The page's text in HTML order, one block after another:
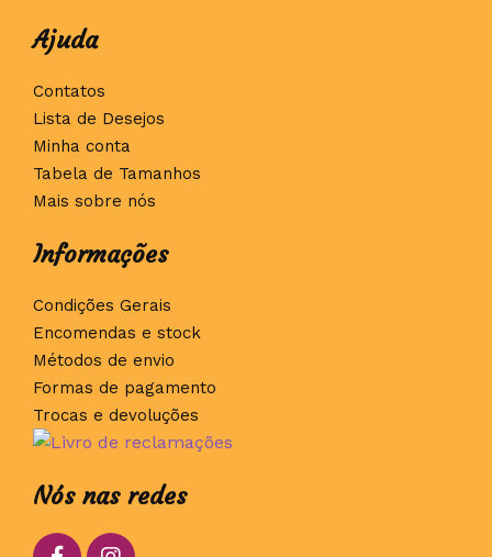
Ajuda
Contatos
Lista de Desejos
Minha conta
Tabela de Tamanhos
Mais sobre nós
Informações
Condições Gerais
Encomendas e stock
Métodos de envio
Formas de pagamento
Trocas e devoluções
Nós nas redes